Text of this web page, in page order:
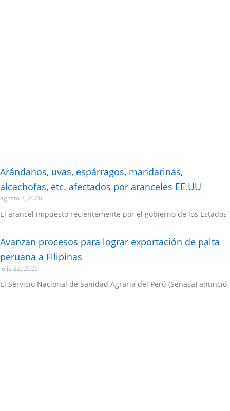
Arándanos, uvas, espárragos, mandarinas,
alcachofas, etc. afectados por aranceles EE.UU
agosto 3, 2026
El arancel impuesto recientemente por el gobierno de los Estados
Avanzan procesos para lograr exportación de palta
peruana a Filipinas
julio 22, 2026
El Servicio Nacional de Sanidad Agraria del Perú (Senasa) anunció